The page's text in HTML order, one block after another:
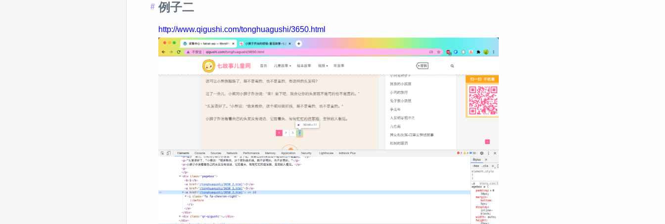
例子二
http://www.qigushi.com/tonghuagushi/3650.html